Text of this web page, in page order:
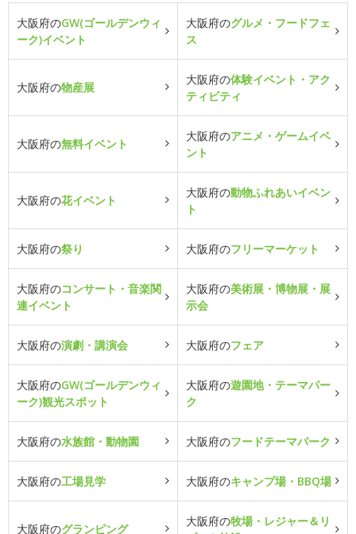
大阪府のGW(ゴールデンウィ
ーク)イベント
大阪府のグルメ・フードフェ
ス
大阪府の物産展
大阪府の体験イベント・アク
ティビティ
大阪府の無料イベント
大阪府のアニメ・ゲームイベ
ント
大阪府の花イベント
大阪府の動物ふれあいイベン
ト
大阪府の祭り 大阪府のフリーマーケット
大阪府のコンサート・音楽関
連イベント
大阪府の美術展・博物展・展
示会
大阪府の演劇・講演会 大阪府のフェア
大阪府のGW(ゴールデンウィ
ーク)観光スポット
大阪府の遊園地・テーマパー
ク
大阪府の水族館・動物園 大阪府のフードテーマパーク
大阪府の工場見学 大阪府のキャンプ場・BBQ場
大阪府のグランピング
大阪府の牧場・レジャー＆リ